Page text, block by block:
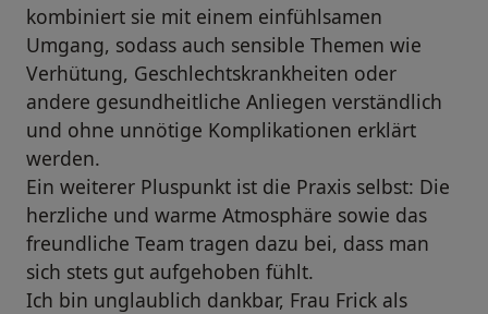
kombiniert sie mit einem einfühlsamen
Umgang, sodass auch sensible Themen wie
Verhütung, Geschlechtskrankheiten oder
andere gesundheitliche Anliegen verständlich
und ohne unnötige Komplikationen erklärt
werden.
Ein weiterer Pluspunkt ist die Praxis selbst: Die
herzliche und warme Atmosphäre sowie das
freundliche Team tragen dazu bei, dass man
sich stets gut aufgehoben fühlt.
Ich bin unglaublich dankbar, Frau Frick als